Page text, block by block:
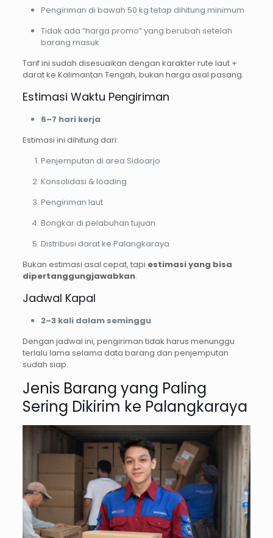
Pengiriman di bawah 50 kg tetap dihitung minimum
Tidak ada “harga promo” yang berubah setelah
barang masuk
Tarif ini sudah disesuaikan dengan karakter rute laut +
darat ke Kalimantan Tengah, bukan harga asal pasang.
Estimasi Waktu Pengiriman
6–7 hari kerja
Estimasi ini dihitung dari:
Penjemputan di area Sidoarjo
Konsolidasi & loading
Pengiriman laut
Bongkar di pelabuhan tujuan
Distribusi darat ke Palangkaraya
Bukan estimasi asal cepat, tapi estimasi yang bisa
dipertanggungjawabkan.
Jadwal Kapal
2–3 kali dalam seminggu
Dengan jadwal ini, pengiriman tidak harus menunggu
terlalu lama selama data barang dan penjemputan
sudah siap.
Jenis Barang yang Paling
Sering Dikirim ke Palangkaraya